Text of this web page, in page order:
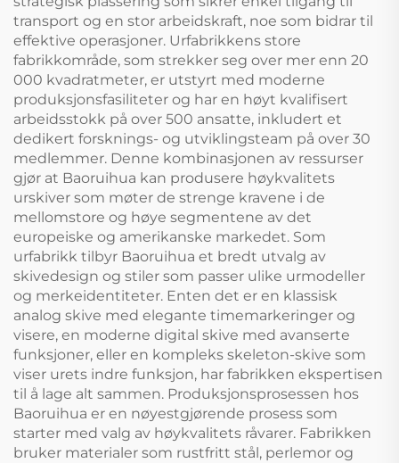
transport og en stor arbeidskraft, noe som bidrar til
effektive operasjoner. Urfabrikkens store
fabrikkområde, som strekker seg over mer enn 20
000 kvadratmeter, er utstyrt med moderne
produksjonsfasiliteter og har en høyt kvalifisert
arbeidsstokk på over 500 ansatte, inkludert et
dedikert forsknings- og utviklingsteam på over 30
medlemmer. Denne kombinasjonen av ressurser
gjør at Baoruihua kan produsere høykvalitets
urskiver som møter de strenge kravene i de
mellomstore og høye segmentene av det
europeiske og amerikanske markedet. Som
urfabrikk tilbyr Baoruihua et bredt utvalg av
skivedesign og stiler som passer ulike urmodeller
og merkeidentiteter. Enten det er en klassisk
analog skive med elegante timemarkeringer og
visere, en moderne digital skive med avanserte
funksjoner, eller en kompleks skeleton-skive som
viser urets indre funksjon, har fabrikken ekspertisen
til å lage alt sammen. Produksjonsprosessen hos
Baoruihua er en nøyestgjørende prosess som
starter med valg av høykvalitets råvarer. Fabrikken
bruker materialer som rustfritt stål, perlemor og